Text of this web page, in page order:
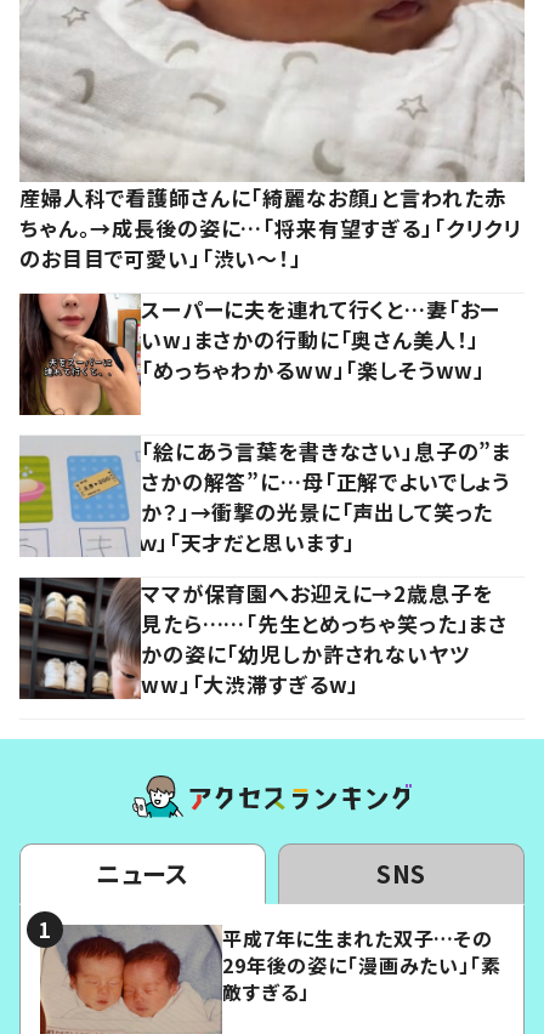
産婦人科で看護師さんに「綺麗なお顔」と言われた赤
ちゃん。→成長後の姿に…「将来有望すぎる」「クリクリ
のお目目で可愛い」「渋い～！」
スーパーに夫を連れて行くと…妻「おー
いw」まさかの行動に「奥さん美人！」
「めっちゃわかるww」「楽しそうww」
「絵にあう言葉を書きなさい」息子の”ま
さかの解答”に…母「正解でよいでしょう
か？」→衝撃の光景に「声出して笑った
ｗ」「天才だと思います」
ママが保育園へお迎えに→2歳息子を
見たら……「先生とめっちゃ笑った」まさ
かの姿に「幼児しか許されないヤツ
ww」「大渋滞すぎるw」
ニュース SNS
平成7年に生まれた双子…その
29年後の姿に「漫画みたい」「素
敵すぎる」